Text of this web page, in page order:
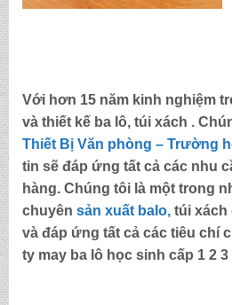
Với hơn 15 năm kinh nghiệm
và thiết kế ba lô, túi xách .
Thiết Bị Văn phòng – Trường
tin sẽ đáp ứng tất cả các nhu
hàng. Chúng tôi là một trong
chuyên sản xuất balo,túi xách
và đáp ứng tất cả các tiêu chí
ty may ba lô học sinh cấp 1 2 3